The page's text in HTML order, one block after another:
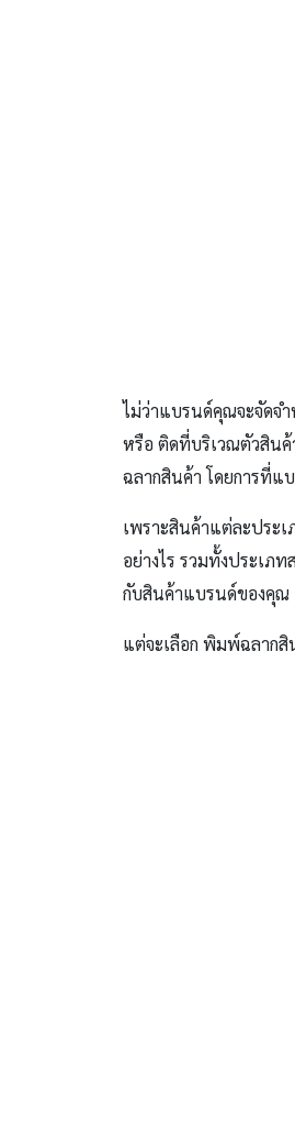
ไม่ว่าแบรนด์คุณจะจัดจ
หรือ ติดที่บริเวณตัวสิน
ฉลากสินค้า โดยการที่
เพราะสินค้าแต่ละประ
อย่างไร รวมทั้งประเภ
กับสินค้าแบรนด์ของคุณ
แต่จะเลือก พิมพ์ฉลาก